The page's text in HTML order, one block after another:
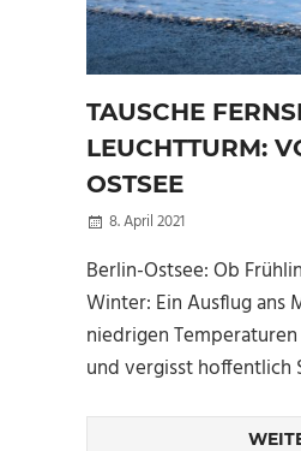
TAUSCHE
LEUCHTTURM:
OSTSEE
8. April 2021
Berlin-Ostsee: Ob
Winter: Ein Ausflug ans
niedrigen
und vergisst hoffentlich